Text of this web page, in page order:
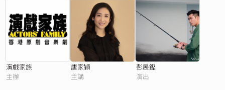
演戲家族
主辦
唐家穎
主講
彭展鏗
演出